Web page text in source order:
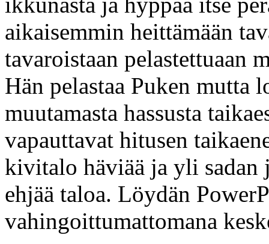
aikaisemmin heittämään
tavaroistaan pelastettuaan
Hän pelastaa Puken mutta
muutamasta hassusta
vapauttavat hitusen
kivitalo häviää ja yli sadan
ehjää taloa. Löydän
vahingoittumattomana